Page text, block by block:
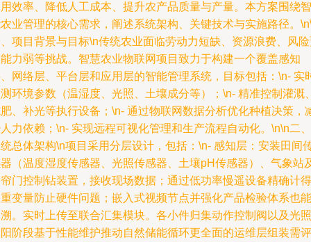
效率、降低人工成本、提升农产品质量与产量。本方案围绕智
业管理的核心需求，阐述系统架构、关键技术与实施路径。
项目背景与目标\n传统农业面临劳动力短缺、资源浪费、风
力弱等挑战。智慧农业物联网项目致力于构建一个覆盖感知
网络层、平台层和应用层的智能管理系统，目标包括：\n- 实
环境参数（温湿度、光照、土壤成分等）；\n- 精准控制灌溉
、补光等执行设备；\n- 通过物联网数据分析优化种植决策，
力依赖；\n- 实现远程可视化管理和生产流程自动化。\n\n二、
总体架构\n项目采用分层设计，包括：\n- 感知层：安装田间
（温度湿度传感器、光照传感器、土壤pH传感器）、气象站
门控制钻装置，接收现场数据；通过低功率慢遥设备精确计得
变量防止硬件问题；嵌入式视频节点并强化产品检验体系也能
。实时上传至联合汇集模块。各小件归集动作控制阀以及光照
阶段基于性能维护推动自然储能循环更全面的运维层组装需评